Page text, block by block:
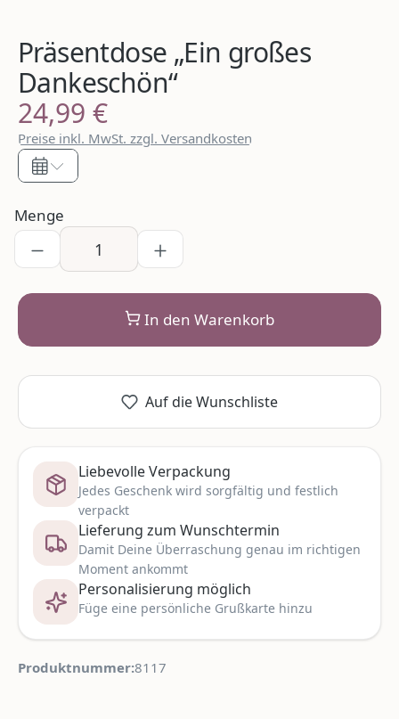
Präsentdose „Ein großes
Dankeschön“
Regulärer Preis:
24,99 €
Preise inkl. MwSt. zzgl. Versandkosten
Menge
In den Warenkorb
Auf die Wunschliste
Liebevolle Verpackung
Jedes Geschenk wird sorgfältig und festlich
verpackt
Lieferung zum Wunschtermin
Damit Deine Überraschung genau im richtigen
Moment ankommt
Personalisierung möglich
Füge eine persönliche Grußkarte hinzu
Produktnummer:8117